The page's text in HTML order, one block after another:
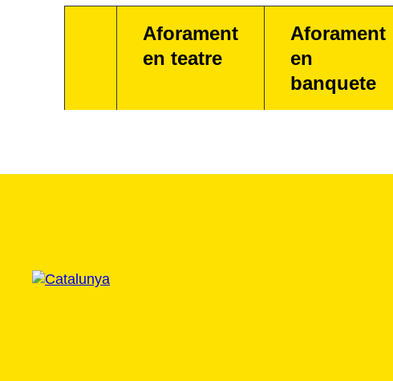
Aforament
en teatre
Aforament
en
banquete